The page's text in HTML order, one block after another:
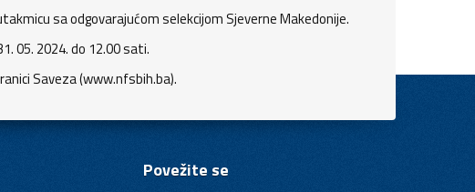
sa odgovarajućom selekcijom Sjeverne Makedonije.
05. 2024. do 12.00 sati.
Saveza (www.nfsbih.ba).
Povežite se